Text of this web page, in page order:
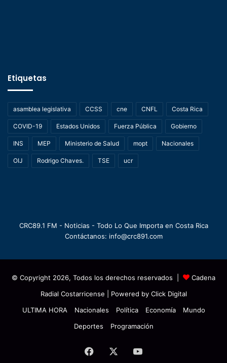
Etiquetas
asamblea legislativa CCSS cne CNFL Costa Rica
COVID-19 Estados Unidos Fuerza Pública Gobierno
INS MEP Ministerio de Salud mopt Nacionales
OIJ Rodrigo Chaves. TSE ucr
CRC89.1 FM - Noticias - Todo Lo Que Importa en Costa Rica
Contáctanos: info@crc891.com
© Copyright 2026, Todos los derechos reservados |
Cadena
Radial Costarricense | Powered by Click Digital
ULTIMA HORA
Nacionales Política Economía
Mundo
Deportes
Programación
Facebook YouTube